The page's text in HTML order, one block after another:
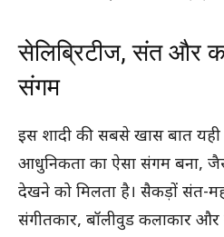
सेलिब्रिटीज, संत और
संगम
इस शादी की सबसे खास बात
आधुनिकता का ऐसा संगम बना,
देखने को मिलता है। सैकड़ों संत-
संगीतकार, बॉलीवुड कलाकार